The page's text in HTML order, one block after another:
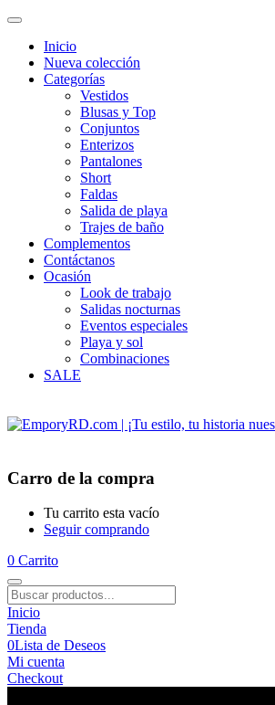
Inicio
Nueva colección
Categorías
Vestidos
Blusas y Top
Conjuntos
Enterizos
Pantalones
Short
Faldas
Salida de playa
Trajes de baño
Complementos
Contáctanos
Ocasión
Look de trabajo
Salidas nocturnas
Eventos especiales
Playa y sol
Combinaciones
SALE
Carro de la compra
Tu carrito esta vacío
Seguir comprando
0 Carrito
Inicio
Tienda
0Lista de Deseos
Mi cuenta
Checkout